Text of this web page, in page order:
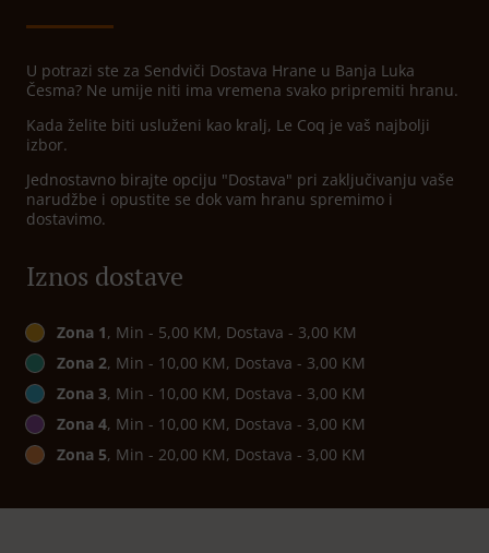
U potrazi ste za Sendviči Dostava Hrane u Banja Luka
Česma? Ne umije niti ima vremena svako pripremiti hranu.
Kada želite biti usluženi kao kralj, Le Coq je vaš najbolji
izbor.
Jednostavno birajte opciju "Dostava" pri zaključivanju vaše
narudžbe i opustite se dok vam hranu spremimo i
dostavimo.
Iznos dostave
Zona 1, Min - 5,00 KM, Dostava - 3,00 KM
Zona 2, Min - 10,00 KM, Dostava - 3,00 KM
Zona 3, Min - 10,00 KM, Dostava - 3,00 KM
Zona 4, Min - 10,00 KM, Dostava - 3,00 KM
Zona 5, Min - 20,00 KM, Dostava - 3,00 KM